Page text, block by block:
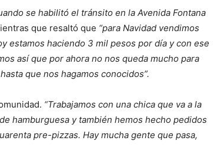
se habilitó el tránsito en la Avenida Fontana
que resaltó que “para Navidad vendimos
estamos haciendo 3 mil pesos por día y con ese
así que por ahora no nos queda mucho para
que nos hagamos conocidos”.
“Trabajamos con una chica que va a la
hamburguesa y también hemos hecho pedidos
pre-pizzas. Hay mucha gente que pasa,